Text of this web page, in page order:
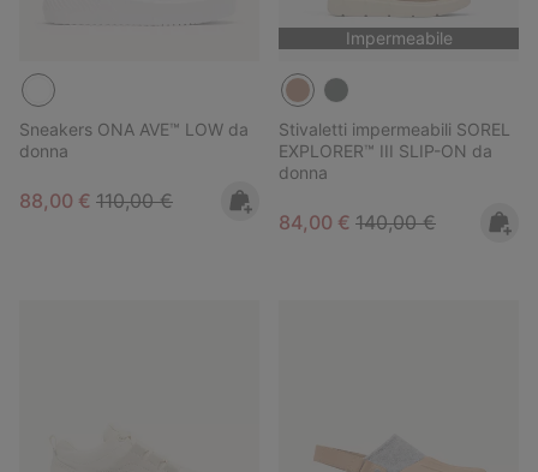
Sneakers ONA AVE™ LOW da
donna
Sale price:
88,00 € Regular price:
110,00 €
Impermeabile
Stivaletti impermeabili SOREL
EXPLORER™ III SLIP-ON da
donna
Sale price:
84,00 € Regular price:
140,00 €